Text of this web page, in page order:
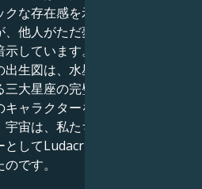
な存在感を示す天体の組み合
他人がただ夢見るだけの分野
しています。人生においても
生図は、水星、金星、火星、
大星座の完璧な組み合わせを
ャラクターを形作る究極の瞬
宙は、私たちが思わず見上げ
してLudacrisを生み出すため
です。